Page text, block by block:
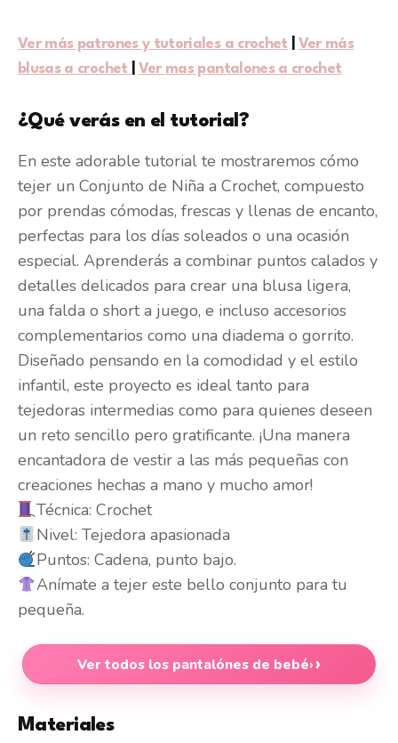
Ver más patrones y tutoriales a crochet
Ver más
blusas a crochet
Ver mas pantalones a crochet
¿Qué verás en el tutorial?
En este adorable tutorial te mostraremos cómo
tejer un Conjunto de Niña a Crochet, compuesto
por prendas cómodas, frescas y llenas de encanto,
perfectas para los días soleados o una ocasión
especial. Aprenderás a combinar puntos calados y
detalles delicados para crear una blusa ligera,
una falda o short a juego, e incluso accesorios
complementarios como una diadema o gorrito.
Diseñado pensando en la comodidad y el estilo
infantil, este proyecto es ideal tanto para
tejedoras intermedias como para quienes deseen
un reto sencillo pero gratificante. ¡Una manera
encantadora de vestir a las más pequeñas con
creaciones hechas a mano y mucho amor!
Técnica: Crochet
Nivel: Tejedora apasionada
Puntos: Cadena, punto bajo.
Anímate a tejer este bello conjunto para tu
pequeña.
Ver todos los pantalónes de bebé›
Materiales